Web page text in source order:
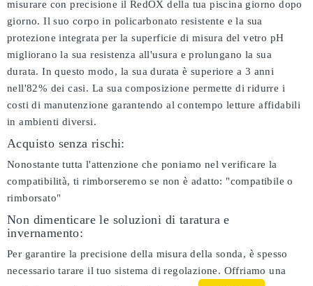
misurare con precisione il RedOX della tua piscina giorno dopo
giorno. Il suo corpo in policarbonato resistente e la sua
protezione integrata per la superficie di misura del vetro pH
migliorano la sua resistenza all'usura e prolungano la sua
durata. In questo modo, la sua durata è superiore a 3 anni
nell'82% dei casi. La sua composizione permette di ridurre i
costi di manutenzione garantendo al contempo letture affidabili
in ambienti diversi.
Acquisto senza rischi:
Nonostante tutta l'attenzione che poniamo nel verificare la
compatibilità, ti rimborseremo se non è adatto: "compatibile o
rimborsato"
Non dimenticare le soluzioni di taratura e
invernamento:
Per garantire la precisione della misura della sonda, è spesso
necessario tarare il tuo sistema di regolazione. Offriamo una